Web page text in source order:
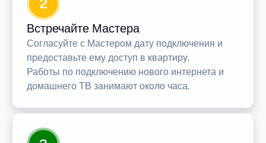
2
Встречайте Мастера
Согласуйте с Мастером дату подключения и
предоставьте ему доступ в квартиру.
Работы по подключению нового интернета и
домашнего ТВ занимают около часа.